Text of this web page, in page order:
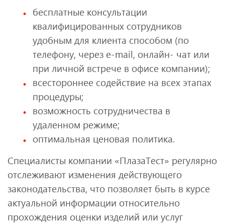
бесплатные консультации
квалифицированных сотрудников
удобным для клиента способом (по
телефону, через e-mail, онлайн- чат или
при личной встрече в офисе компании);
всестороннее содействие на всех этапах
процедуры;
возможность сотрудничества в
удаленном режиме;
оптимальная ценовая политика.
Специалисты компании «ПлазаТест» регулярно
отслеживают изменения действующего
законодательства, что позволяет быть в курсе
актуальной информации относительно
прохождения оценки изделий или услуг